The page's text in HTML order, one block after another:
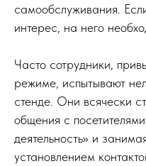
самообслуживания.
интерес, на него
Часто сотрудники,
режиме, испытывают
стенде. Они всячески
общения с
деятельность» и
установлением